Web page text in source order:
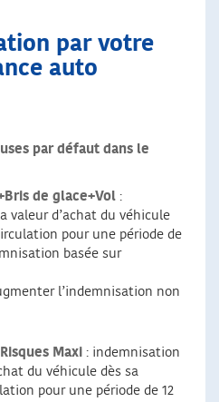
par votre
auto
par défaut dans le
de glace+Vol :
valeur d’achat du véhicule
pour une période de
basée sur
l’indemnisation non
Maxi : indemnisation
du véhicule dès sa
pour une période de 12